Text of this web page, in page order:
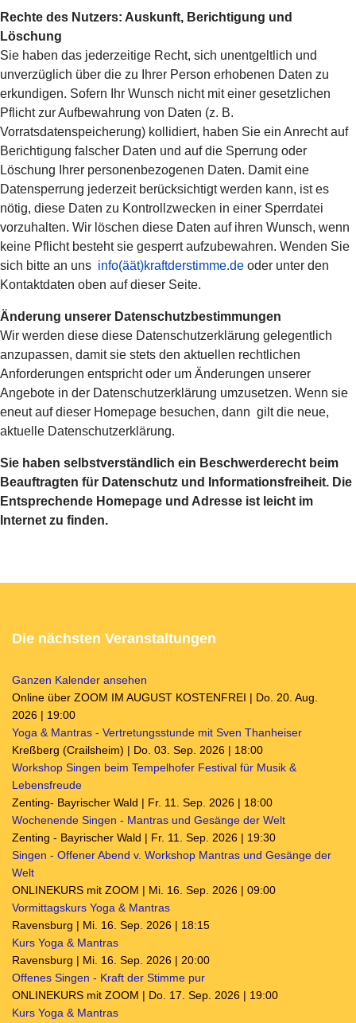
Rechte des Nutzers: Auskunft, Berichtigung und
Löschung
Sie haben das jederzeitige Recht, sich unentgeltlich und
unverzüglich über die zu Ihrer Person erhobenen Daten zu
erkundigen. Sofern Ihr Wunsch nicht mit einer gesetzlichen
Pflicht zur Aufbewahrung von Daten (z. B.
Vorratsdatenspeicherung) kollidiert, haben Sie ein Anrecht auf
Berichtigung falscher Daten und auf die Sperrung oder
Löschung Ihrer personenbezogenen Daten. Damit eine
Datensperrung jederzeit berücksichtigt werden kann, ist es
nötig, diese Daten zu Kontrollzwecken in einer Sperrdatei
vorzuhalten. Wir löschen diese Daten auf ihren Wunsch, wenn
keine Pflicht besteht sie gesperrt aufzubewahren. Wenden Sie
sich bitte an uns info(äät)kraftderstimme.de oder unter den
Kontaktdaten oben auf dieser Seite.
Änderung unserer Datenschutzbestimmungen
Wir werden diese diese Datenschutzerklärung gelegentlich
anzupassen, damit sie stets den aktuellen rechtlichen
Anforderungen entspricht oder um Änderungen unserer
Angebote in der Datenschutzerklärung umzusetzen. Wenn sie
eneut auf dieser Homepage besuchen, dann gilt die neue,
aktuelle Datenschutzerklärung.
Sie haben selbstverständlich ein Beschwerderecht beim
Beauftragten für Datenschutz und Informationsfreiheit. Die
Entsprechende Homepage und Adresse ist leicht im
Internet zu finden.
Die nächsten Veranstaltungen
Ganzen Kalender ansehen
Online über ZOOM IM AUGUST KOSTENFREI | Do. 20. Aug.
2026 | 19:00
Yoga & Mantras - Vertretungsstunde mit Sven Thanheiser
Kreßberg (Crailsheim) | Do. 03. Sep. 2026 | 18:00
Workshop Singen beim Tempelhofer Festival für Musik &
Lebensfreude
Zenting- Bayrischer Wald | Fr. 11. Sep. 2026 | 18:00
Wochenende Singen - Mantras und Gesänge der Welt
Zenting - Bayrischer Wald | Fr. 11. Sep. 2026 | 19:30
Singen - Offener Abend v. Workshop Mantras und Gesänge der
Welt
ONLINEKURS mit ZOOM | Mi. 16. Sep. 2026 | 09:00
Vormittagskurs Yoga & Mantras
Ravensburg | Mi. 16. Sep. 2026 | 18:15
Kurs Yoga & Mantras
Ravensburg | Mi. 16. Sep. 2026 | 20:00
Offenes Singen - Kraft der Stimme pur
ONLINEKURS mit ZOOM | Do. 17. Sep. 2026 | 19:00
Kurs Yoga & Mantras